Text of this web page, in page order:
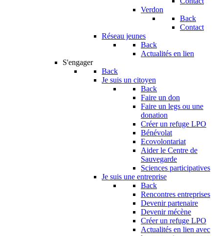
Verdon
Back
Contact
Réseau jeunes
Back
Actualités en lien
S'engager
Back
Je suis un citoyen
Back
Faire un don
Faire un legs ou une
donation
Créer un refuge LPO
Bénévolat
Ecovolontariat
Aider le Centre de
Sauvegarde
Sciences participatives
Je suis une entreprise
Back
Rencontres entreprises
Devenir partenaire
Devenir mécène
Créer un refuge LPO
Actualités en lien avec